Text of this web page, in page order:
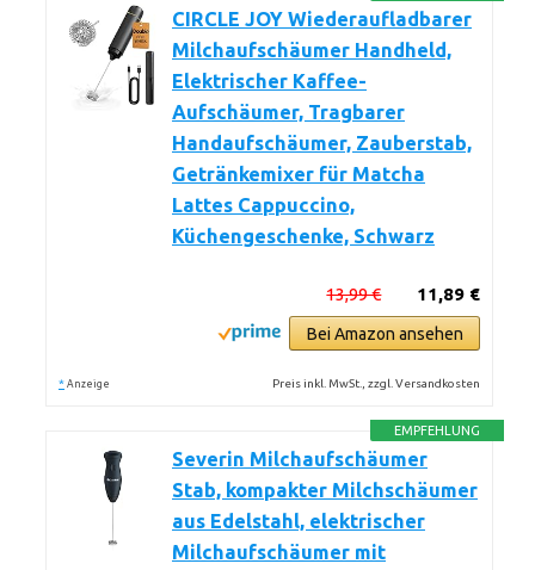
CIRCLE JOY Wiederaufladbarer
Milchaufschäumer Handheld,
Elektrischer Kaffee-
Aufschäumer, Tragbarer
Handaufschäumer, Zauberstab,
Getränkemixer für Matcha
Lattes Cappuccino,
Küchengeschenke, Schwarz
11,89 €
13,99 €
Bei Amazon ansehen
* Anzeige Preis inkl. MwSt., zzgl. Versandkosten
EMPFEHLUNG
Severin Milchaufschäumer
Stab, kompakter Milchschäumer
aus Edelstahl, elektrischer
Milchaufschäumer mit